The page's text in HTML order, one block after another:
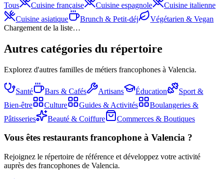
Tous Cuisine française Cuisine espagnole
Cuisine italienne
Cuisine asiatique
Brunch & Petit-déj
Végétarien & Vegan
Chargement de la liste…
Autres catégories du répertoire
Explorez d'autres familles de métiers francophones à Valencia.
Santé Bars & Cafés Artisans Éducation
Sport &
Bien-être
Culture Guides & Activités
Boulangeries &
Pâtisseries
Beauté & Coiffure Commerces & Boutiques
Vous êtes restaurants francophone à Valencia ?
Rejoignez le répertoire de référence et développez votre activité
auprès des francophones de Valencia.